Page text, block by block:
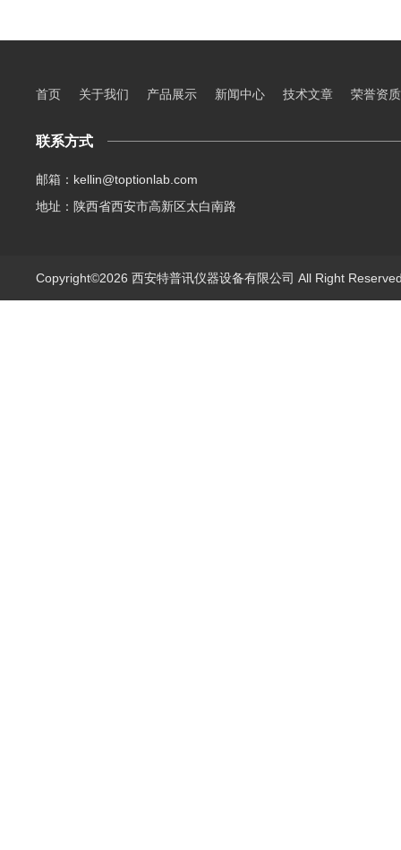
首页 关于我们 产品展示 新闻中心 技术文章 荣誉资质
联系方式
邮箱：kellin@toptionlab.com
地址：陕西省西安市高新区太白南路
Copyright©2026 西安特普讯仪器设备有限公司 All Right